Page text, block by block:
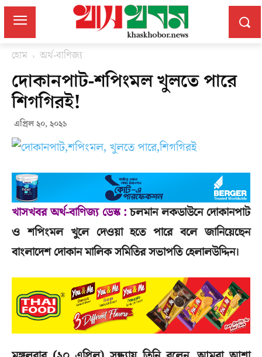
হোম অর্থ-বাণিজ্য
দোকানপাট-শপিংমল খুলতে পারে
শিগগিরই!
এপ্রিল ২০, ২০২১
খাসখবর অর্থ-বাণিজ্য ডেস্ক :চলমান লকডাউনে দোকানপাট
ও শপিংমল খুলে দেওয়া হতে পারে বলে জানিয়েছেন
বাংলাদেশ দোকান মালিক সমিতির সভাপতি হেলালউদ্দিন।